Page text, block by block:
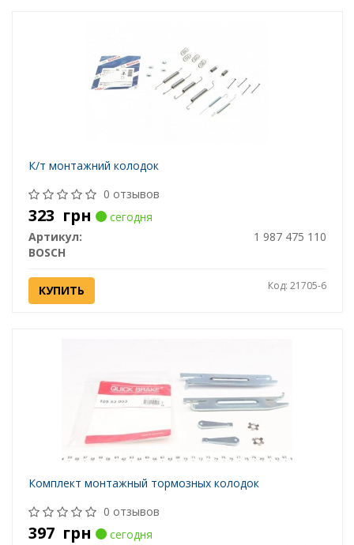
К/т монтажний колодок
0 отзывов
323 грн
сегодня
Артикул:
1 987 475 110
BOSCH
КУПИТЬ Код: 21705-6
Комплект монтажный тормозных колодок
0 отзывов
397 грн
сегодня